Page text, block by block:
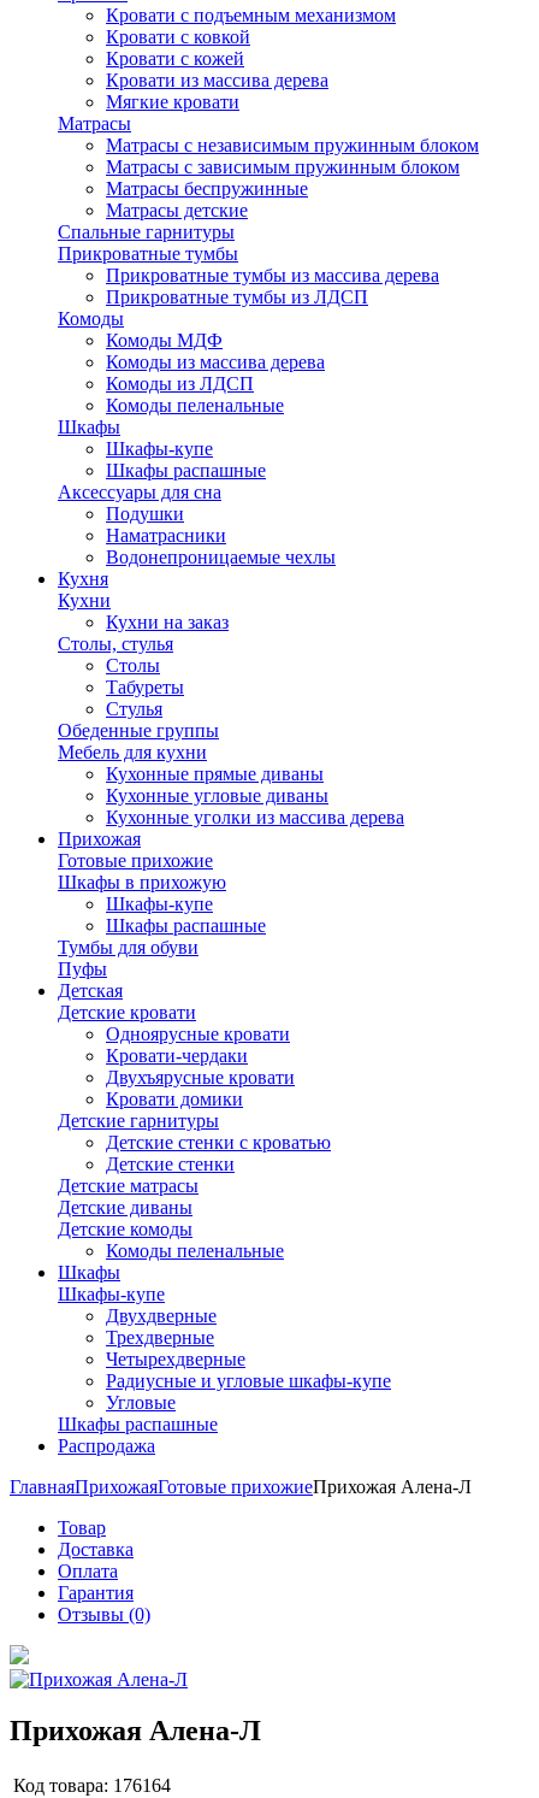
Кровати с подъемным механизмом
Кровати с ковкой
Кровати с кожей
Кровати из массива дерева
Мягкие кровати
Матрасы
Матрасы с независимым пружинным блоком
Матрасы с зависимым пружинным блоком
Матрасы беспружинные
Матрасы детские
Спальные гарнитуры
Прикроватные тумбы
Прикроватные тумбы из массива дерева
Прикроватные тумбы из ЛДСП
Комоды
Комоды МДФ
Комоды из массива дерева
Комоды из ЛДСП
Комоды пеленальные
Шкафы
Шкафы-купе
Шкафы распашные
Аксессуары для сна
Подушки
Наматрасники
Водонепроницаемые чехлы
Кухня
Кухни
Кухни на заказ
Столы, стулья
Столы
Табуреты
Стулья
Обеденные группы
Мебель для кухни
Кухонные прямые диваны
Кухонные угловые диваны
Кухонные уголки из массива дерева
Прихожая
Готовые прихожие
Шкафы в прихожую
Шкафы-купе
Шкафы распашные
Тумбы для обуви
Пуфы
Детская
Детские кровати
Одноярусные кровати
Кровати-чердаки
Двухъярусные кровати
Кровати домики
Детские гарнитуры
Детские стенки с кроватью
Детские стенки
Детские матрасы
Детские диваны
Детские комоды
Комоды пеленальные
Шкафы
Шкафы-купе
Двухдверные
Трехдверные
Четырехдверные
Радиусные и угловые шкафы-купе
Угловые
Шкафы распашные
Распродажа
ГлавнаяПрихожаяГотовые прихожиеПрихожая Алена-Л
Товар
Доставка
Оплата
Гарантия
Отзывы (0)
Прихожая Алена-Л
Код товара: 176164